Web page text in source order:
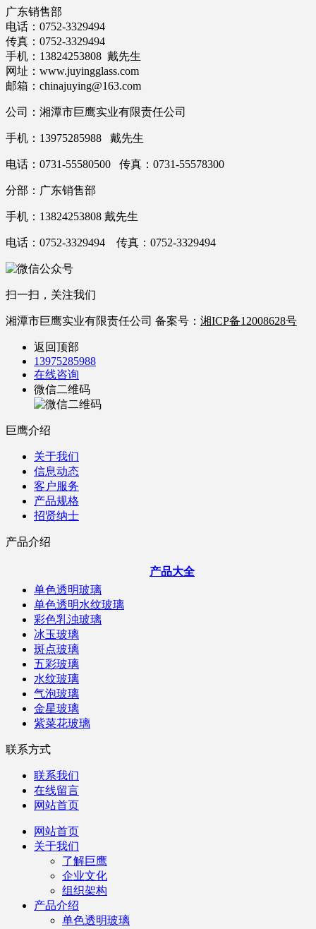
广东销售部
电话：0752-3329494
传真：0752-3329494
手机：13824253808 戴先生
网址：www.juyingglass.com
邮箱：chinajuying@163.com
公司：湘潭市巨鹰实业有限责任公司
手机：13975285988 戴先生
电话：0731-55580500 传真：0731-55578300
分部：广东销售部
手机：13824253808 戴先生
电话：0752-3329494 传真：0752-3329494
扫一扫，关注我们
湘潭市巨鹰实业有限责任公司 备案号： 湘ICP备12008628号
返回顶部
13975285988
在线咨询
微信二维码
巨鹰介绍
关于我们
信息动态
客户服务
产品规格
招贤纳士
产品介绍
产品大全
单色透明玻璃
单色透明水纹玻璃
彩色乳浊玻璃
冰玉玻璃
斑点玻璃
五彩玻璃
水纹玻璃
气泡玻璃
金星玻璃
紫菜花玻璃
联系方式
联系我们
在线留言
网站首页
网站首页
关于我们
了解巨鹰
企业文化
组织架构
产品介绍
单色透明玻璃